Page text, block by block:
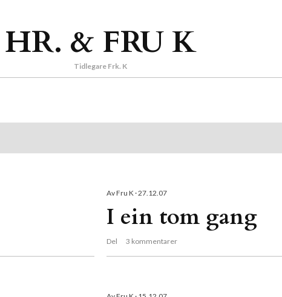
HR. & FRU K
Tidlegare Frk. K
AvFru K 27.12.07
I ein tom gang
Del 3 kommentarer